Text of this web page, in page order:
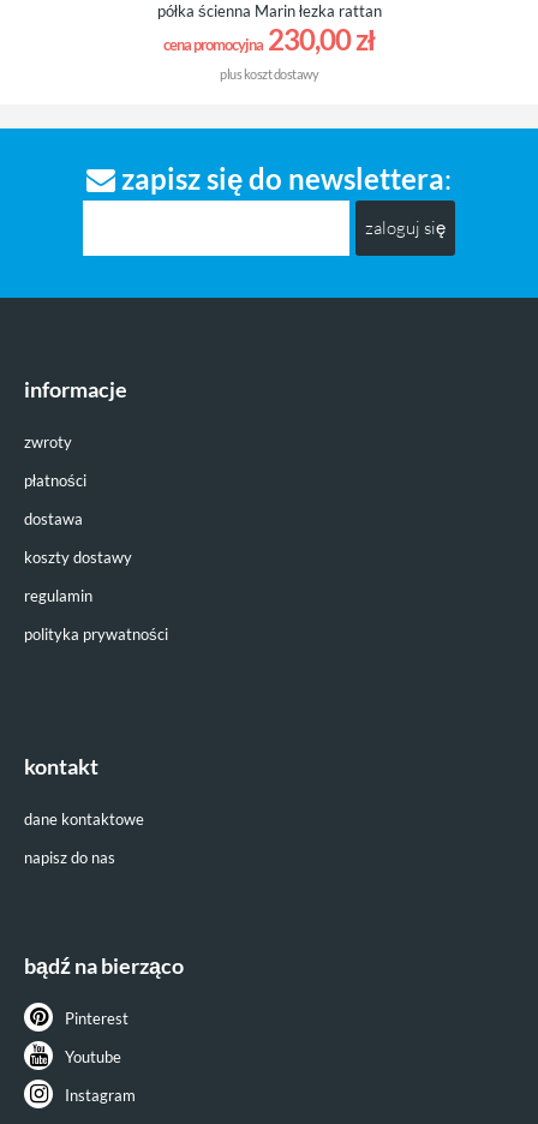
półka ścienna Marin łezka rattan
cena promocyjna 230,00 zł
pluskoszt dostawy
zapisz się do newslettera
zaloguj się
informacje
zwroty
płatności
dostawa
koszty dostawy
regulamin
polityka prywatności
kontakt
dane kontaktowe
napisz do nas
bądź na bierząco
Pinterest
Youtube
Instagram